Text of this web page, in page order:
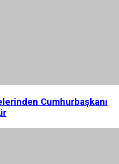
Cumhurbaşkanı